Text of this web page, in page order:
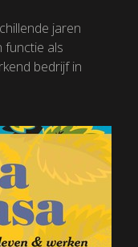
jaren
functie als
bedrijf in